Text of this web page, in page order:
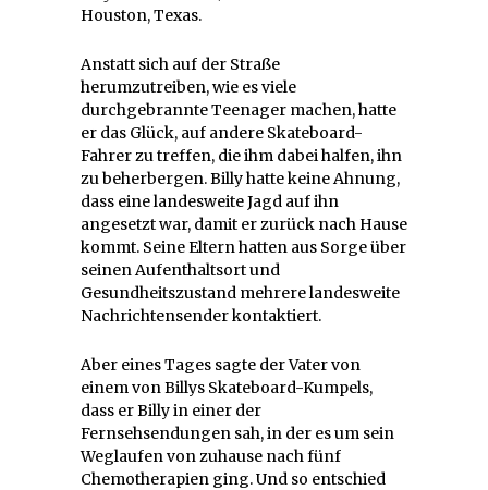
Houston, Texas.
Anstatt sich auf der Straße
herumzutreiben, wie es viele
durchgebrannte Teenager machen, hatte
er das Glück, auf andere Skateboard-
Fahrer zu treffen, die ihm dabei halfen, ihn
zu beherbergen. Billy hatte keine Ahnung,
dass eine landesweite Jagd auf ihn
angesetzt war, damit er zurück nach Hause
kommt. Seine Eltern hatten aus Sorge über
seinen Aufenthaltsort und
Gesundheitszustand mehrere landesweite
Nachrichtensender kontaktiert.
Aber eines Tages sagte der Vater von
einem von Billys Skateboard-Kumpels,
dass er Billy in einer der
Fernsehsendungen sah, in der es um sein
Weglaufen von zuhause nach fünf
Chemotherapien ging. Und so entschied